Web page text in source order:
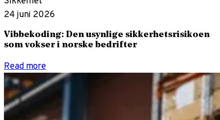
24 juni 2026
Vibbekoding: Den usynlige sikkerhetsrisikoen
som vokser i norske bedrifter
Read more